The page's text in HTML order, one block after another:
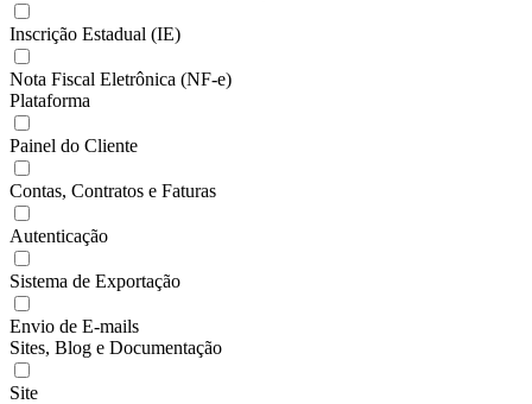
Inscrição Estadual (IE)
Nota Fiscal Eletrônica (NF-e)
Plataforma
Painel do Cliente
Contas, Contratos e Faturas
Autenticação
Sistema de Exportação
Envio de E-mails
Sites, Blog e Documentação
Site